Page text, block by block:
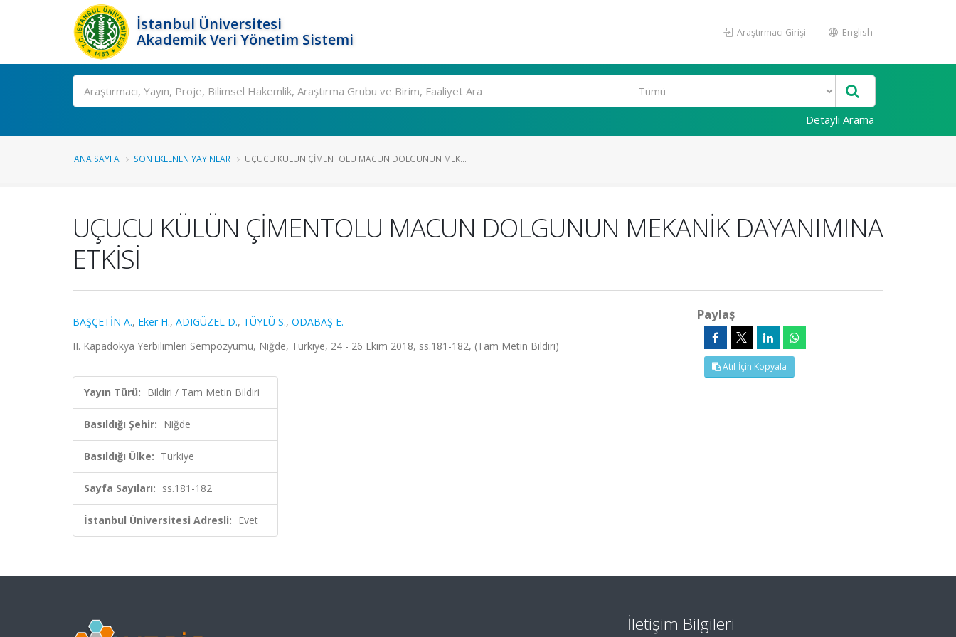
İstanbul Üniversitesi
Akademik Veri Yönetim Sistemi
Araştırmacı Girişi English
Ara
Detaylı Arama
ANA SAYFA SON EKLENEN YAYINLAR UÇUCU KÜLÜN ÇİMENTOLU MACUN DOLGUNUN MEK...
UÇUCU KÜLÜN ÇİMENTOLU MACUN DOLGUNUN MEKANİK DAYANIMINA
ETKİSİ
BAŞÇETİN A., Eker H., ADIGÜZEL D., TÜYLÜ S., ODABAŞ E.
II. Kapadokya Yerbilimleri Sempozyumu, Niğde, Türkiye, 24 - 26 Ekim 2018, ss.181-182, (Tam Metin Bildiri)
Yayın Türü: Bildiri / Tam Metin Bildiri
Basıldığı Şehir: Niğde
Basıldığı Ülke: Türkiye
Sayfa Sayıları: ss.181-182
İstanbul Üniversitesi Adresli: Evet
Paylaş
Atıf İçin Kopyala
İletişim Bilgileri